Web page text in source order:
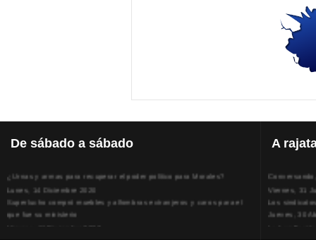
De sábado a sábado
Lunes, 14 Diciembre 2020
Superlucho compró muebles y alfombras extranjeros y caros para el
que fue su ministerio
Viernes, 11 Diciembre 2020
A
Viernes, 31
Los
Jueves, 30
La